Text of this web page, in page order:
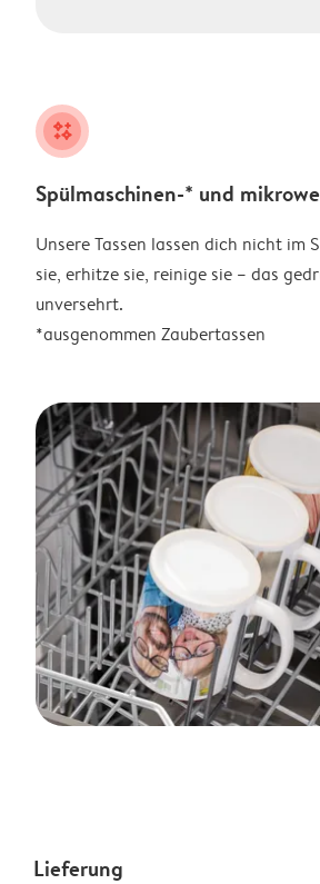
night
Spülmaschinen-* und
Unsere Tassen lassen dich nicht im
sie, erhitze sie, reinige sie – das
unversehrt.
*ausgenommen Zaubertassen
Lieferung